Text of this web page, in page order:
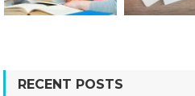
RECENT POSTS